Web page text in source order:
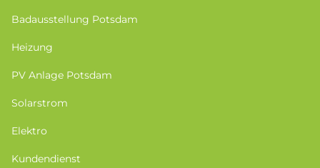
Badausstellung Potsdam
Heizung
PV Anlage Potsdam
Solarstrom
Elektro
Kundendienst